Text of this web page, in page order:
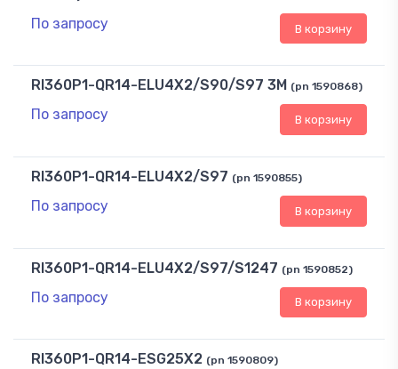
По запросу В корзину
RI360P1-QR14-ELU4X2/S90/S97 3M (pn 1590868)
По запросу В корзину
RI360P1-QR14-ELU4X2/S97 (pn 1590855)
По запросу В корзину
RI360P1-QR14-ELU4X2/S97/S1247 (pn 1590852)
По запросу В корзину
RI360P1-QR14-ESG25X2 (pn 1590809)